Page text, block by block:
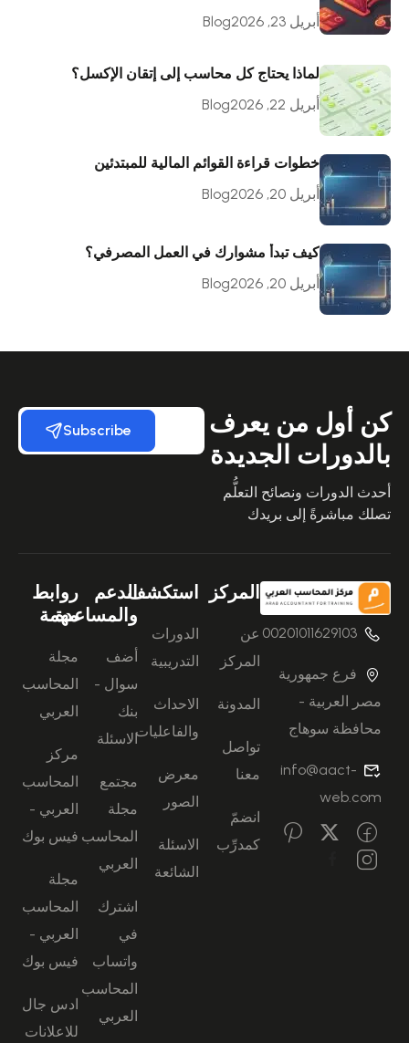
أبريل 23, 2026
Blog
لماذا يحتاج كل محاسب إلى إتقان الإكسل؟
أبريل 22, 2026
Blog
خطوات قراءة القوائم المالية للمبتدئين
أبريل 20, 2026
Blog
كيف تبدأ مشوارك في العمل المصرفي؟
أبريل 20, 2026
Blog
كن أول من يعرف
بالدورات الجديدة
أحدث الدورات ونصائح التعلُّم
تصلك مباشرةً إلى بريدك
Subscribe
00201011629103
فرع جمهورية
مصر العربية -
محافظة سوهاج
info@aact-
web.com
المركز
عن
المركز
المدونة
تواصل
معنا
انضمّ
كمدرِّب
استكشف
الدورات
التدريبية
الاحداث
والفاعليات
معرض
الصور
الاسئلة
الشائعة
الدعم
والمساعدة
أضف
سوال -
بنك
الاسئلة
مجتمع
مجلة
المحاسب
العربي
اشترك
في
واتساب
المحاسب
العربي
روابط
مهمة
مجلة
المحاسب
العربي
مركز
المحاسب
العربي -
فيس بوك
مجلة
المحاسب
العربي -
فيس بوك
ادس جال
للاعلانات